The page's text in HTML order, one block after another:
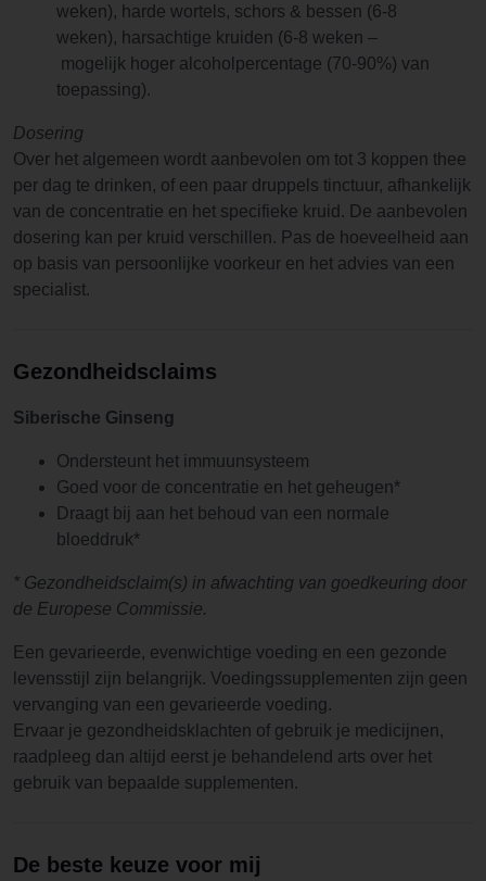
weken), harde wortels, schors & bessen (6-8
weken), harsachtige kruiden (6-8 weken –
mogelijk hoger alcoholpercentage (70-90%) van
toepassing).
Dosering
Over het algemeen wordt aanbevolen om tot 3 koppen thee
per dag te drinken, of een paar druppels tinctuur, afhankelijk
van de concentratie en het specifieke kruid. De aanbevolen
dosering kan per kruid verschillen. Pas de hoeveelheid aan
op basis van persoonlijke voorkeur en het advies van een
specialist.
Gezondheidsclaims
Siberische Ginseng
Ondersteunt het immuunsysteem
Goed voor de concentratie en het geheugen*
Draagt bij aan het behoud van een normale
bloeddruk*
* Gezondheidsclaim(s) in afwachting van goedkeuring door
de Europese Commissie.
Een gevarieerde, evenwichtige voeding en een gezonde
levensstijl zijn belangrijk. Voedingssupplementen zijn geen
vervanging van een gevarieerde voeding.
Ervaar je gezondheidsklachten of gebruik je medicijnen,
raadpleeg dan altijd eerst je behandelend arts over het
gebruik van bepaalde supplementen.
De beste keuze voor mij